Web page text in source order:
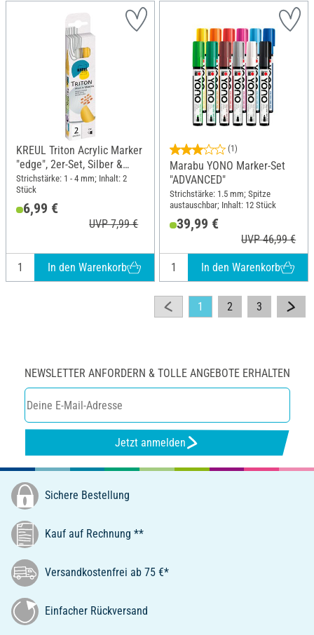
KREUL Triton Acrylic Marker
"edge", 2er-Set, Silber &
Gold
Strichstärke: 1 - 4 mm; Inhalt: 2
Stück
6,99 €
UVP 7,99 €
In den Warenkorb
(1)
Marabu YONO Marker-Set
"ADVANCED"
Strichstärke: 1.5 mm; Spitze
austauschbar; Inhalt: 12 Stück
39,99 €
UVP 46,99 €
In den Warenkorb
1 2 3
NEWSLETTER ANFORDERN & TOLLE ANGEBOTE ERHALTEN
Jetzt anmelden
Sichere Bestellung
Kauf auf Rechnung **
Versandkostenfrei ab 75 €*
Einfacher Rückversand